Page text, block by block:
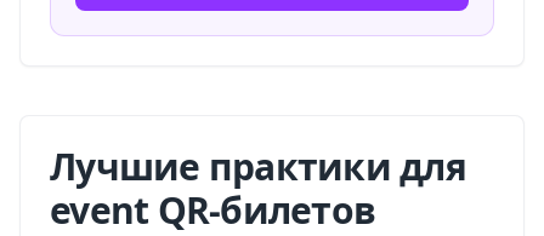
Лучшие практики для
event QR-билетов